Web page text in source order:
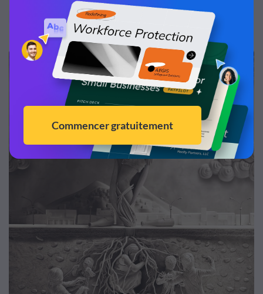
Histoires visuelles de votre entreprise